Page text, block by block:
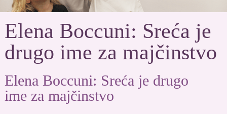
Elena Boccuni: Sreća je
drugo ime za majčinstvo
Elena Boccuni: Sreća je drugo
ime za majčinstvo